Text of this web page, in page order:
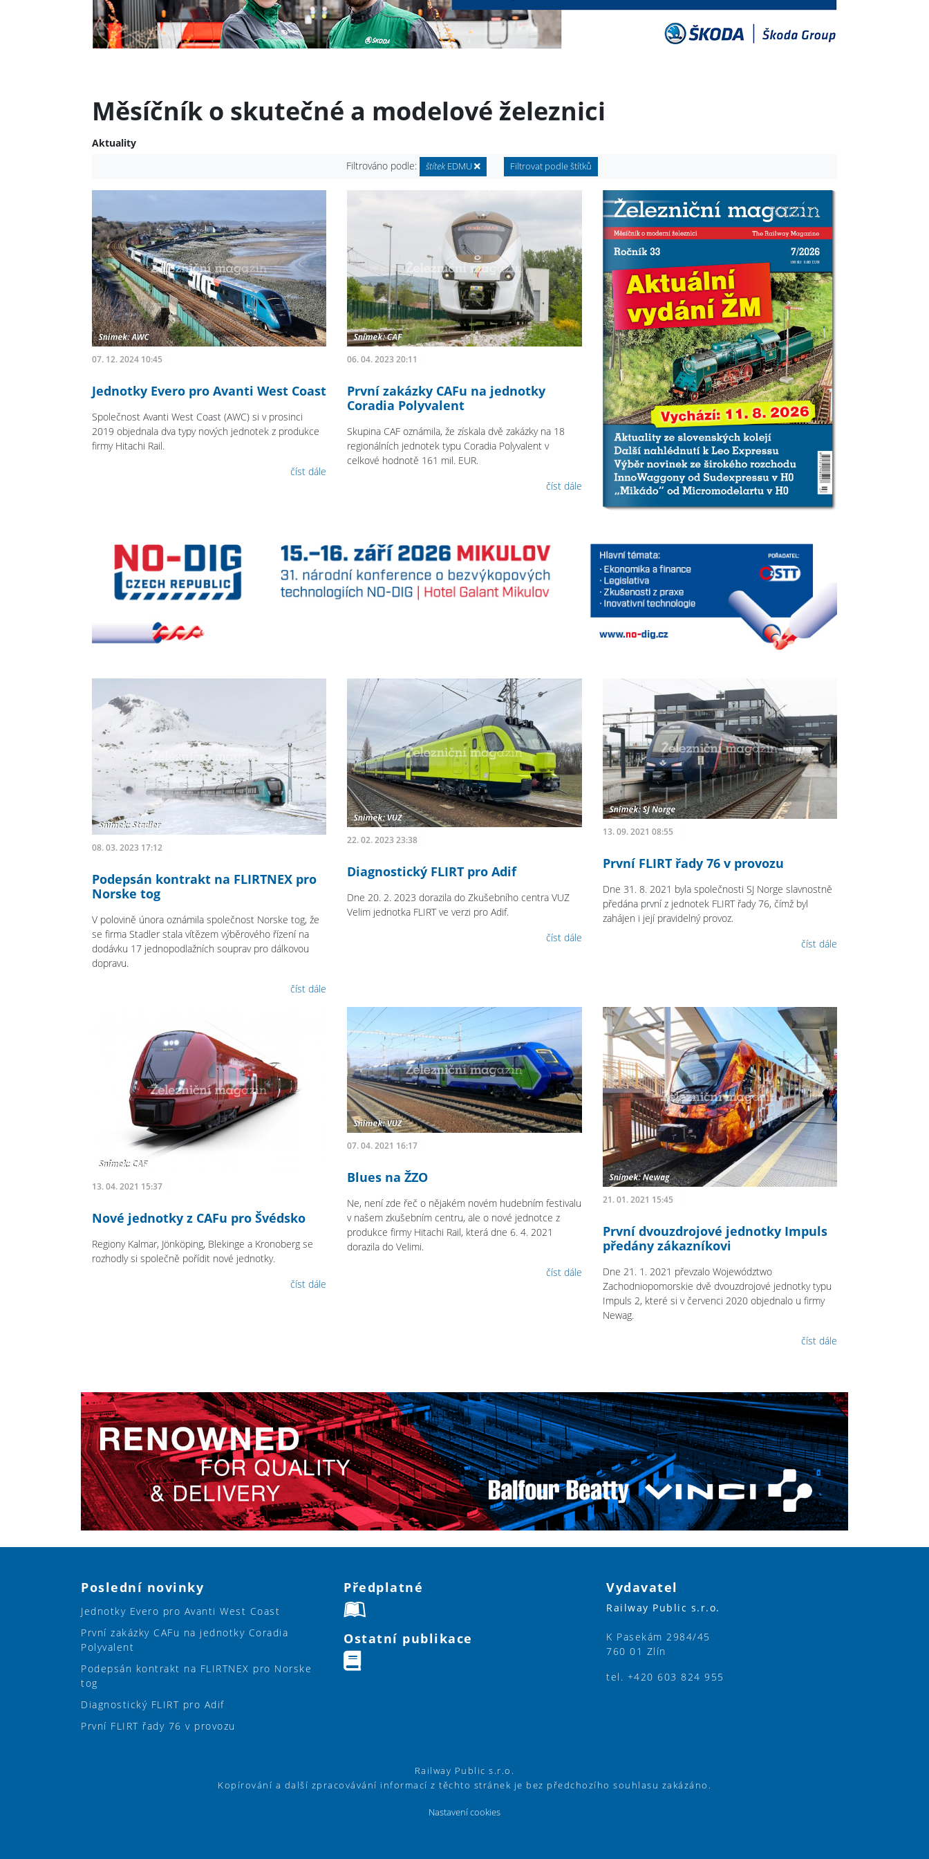
Měsíčník o skutečné a modelové železnici
Aktuality
Filtrováno podle:
štítekEDMU Filtrovat podle štítků
07. 12. 2024 10:45
Jednotky Evero pro Avanti West Coast
Společnost Avanti West Coast (AWC) si v prosinci
2019 objednala dva typy nových jednotek z produkce
firmy Hitachi Rail.
číst dále
06. 04. 2023 20:11
První zakázky CAFu na jednotky
Coradia Polyvalent
Skupina CAF oznámila, že získala dvě zakázky na 18
regionálních jednotek typu Coradia Polyvalent v
celkové hodnotě 161 mil. EUR.
číst dále
08. 03. 2023 17:12
Podepsán kontrakt na FLIRTNEX pro
Norske tog
V polovině února oznámila společnost Norske tog, že
se firma Stadler stala vítězem výběrového řízení na
dodávku 17 jednopodlažních souprav pro dálkovou
dopravu.
číst dále
22. 02. 2023 23:38
Diagnostický FLIRT pro Adif
Dne 20. 2. 2023 dorazila do Zkušebního centra VUZ
Velim jednotka FLIRT ve verzi pro Adif.
číst dále
13. 09. 2021 08:55
První FLIRT řady 76 v provozu
Dne 31. 8. 2021 byla společnosti SJ Norge slavnostně
předána první z jednotek FLIRT řady 76, čímž byl
zahájen i její pravidelný provoz.
číst dále
13. 04. 2021 15:37
Nové jednotky z CAFu pro Švédsko
Regiony Kalmar, Jönköping, Blekinge a Kronoberg se
rozhodly si společně pořídit nové jednotky.
číst dále
07. 04. 2021 16:17
Blues na ŽZO
Ne, není zde řeč o nějakém novém hudebním festivalu
v našem zkušebním centru, ale o nové jednotce z
produkce firmy Hitachi Rail, která dne 6. 4. 2021
dorazila do Velimi.
číst dále
21. 01. 2021 15:45
První dvouzdrojové jednotky Impuls
předány zákazníkovi
Dne 21. 1. 2021 převzalo Województwo
Zachodniopomorskie dvě dvouzdrojové jednotky typu
Impuls 2, které si v červenci 2020 objednalo u firmy
Newag.
číst dále
Poslední novinky
Jednotky Evero pro Avanti West Coast
První zakázky CAFu na jednotky Coradia
Polyvalent
Podepsán kontrakt na FLIRTNEX pro Norske
tog
Diagnostický FLIRT pro Adif
První FLIRT řady 76 v provozu
Předplatné
Ostatní publikace
Vydavatel
Railway Public s.r.o.
K Pasekám 2984/45
760 01 Zlín
tel. +420 603 824 955
Railway Public s.r.o.
Kopírování a další zpracovávání informací z těchto stránek je bez předchozího souhlasu zakázáno.
Nastavení cookies